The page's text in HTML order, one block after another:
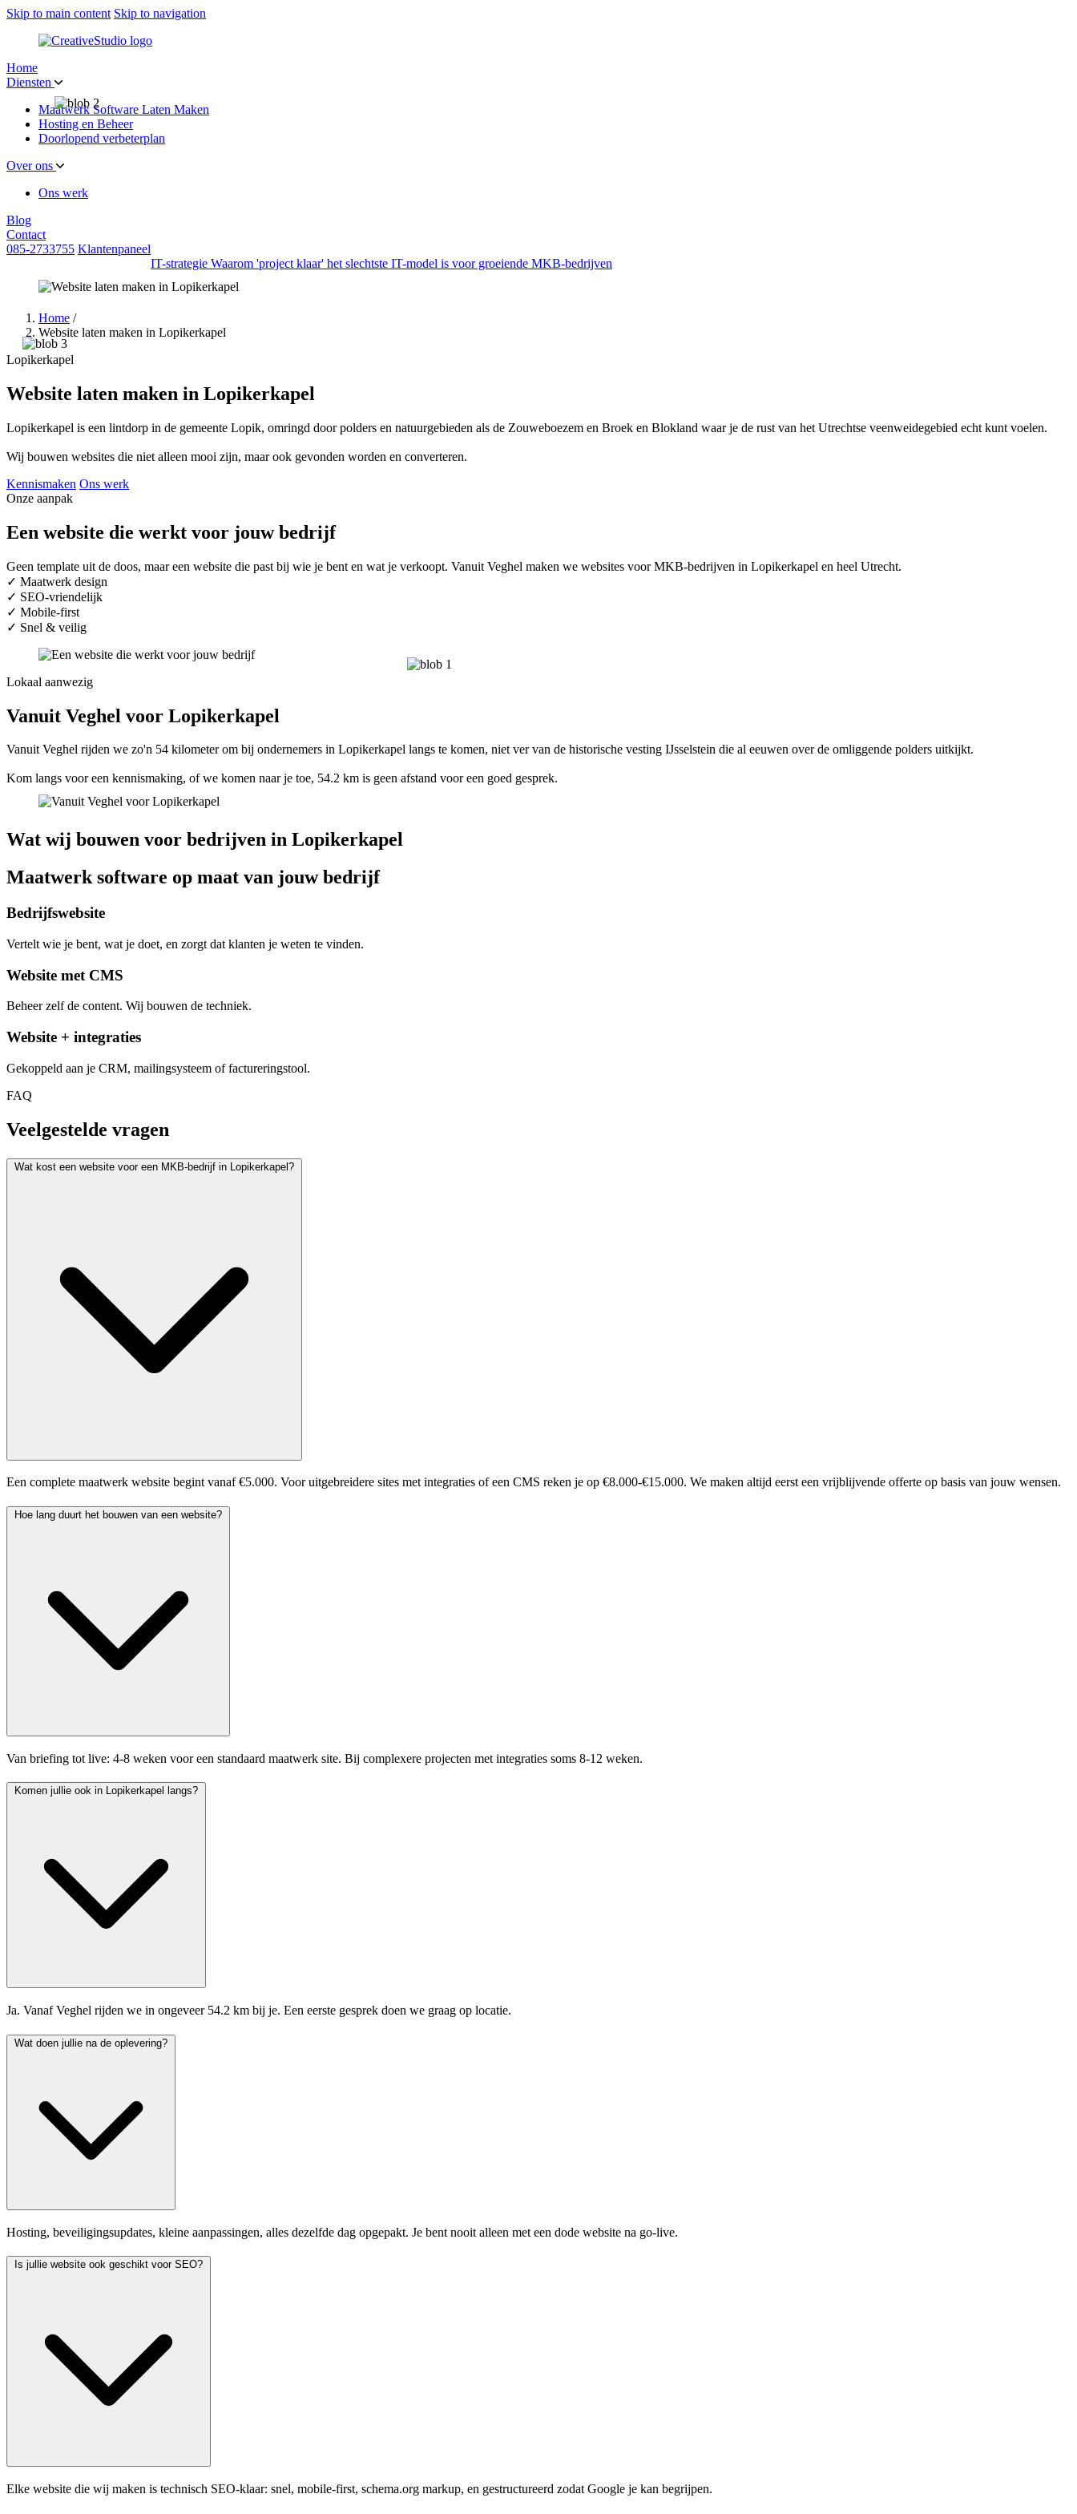
Skip to main content Skip to navigation
Home
Diensten
Maatwerk Software Laten Maken
Hosting en Beheer
Doorlopend verbeterplan
Over ons
Ons werk
Blog
Contact
085-2733755 Klantenpaneel
IT-strategie Waarom 'project klaar' het slechtste IT-model is voor groeiende MKB-bedrijven
Home /
Website laten maken in Lopikerkapel
Lopikerkapel
Website laten maken in Lopikerkapel
Lopikerkapel is een lintdorp in de gemeente Lopik, omringd door polders en natuurgebieden als de Zouweboezem en Broek en Blokland waar je de rust van het Utrechtse veenweidegebied echt kunt voelen.
Wij bouwen websites die niet alleen mooi zijn, maar ook gevonden worden en converteren.
Kennismaken Ons werk
Onze aanpak
Een website die werkt voor jouw bedrijf
Geen template uit de doos, maar een website die past bij wie je bent en wat je verkoopt. Vanuit Veghel maken we websites voor MKB-bedrijven in Lopikerkapel en heel Utrecht.
✓ Maatwerk design
✓ SEO-vriendelijk
✓ Mobile-first
✓ Snel & veilig
Lokaal aanwezig
Vanuit Veghel voor Lopikerkapel
Vanuit Veghel rijden we zo'n 54 kilometer om bij ondernemers in Lopikerkapel langs te komen, niet ver van de historische vesting IJsselstein die al eeuwen over de omliggende polders uitkijkt.
Kom langs voor een kennismaking, of we komen naar je toe, 54.2 km is geen afstand voor een goed gesprek.
Wat wij bouwen voor bedrijven in Lopikerkapel
Maatwerk software op maat van jouw bedrijf
Bedrijfswebsite
Vertelt wie je bent, wat je doet, en zorgt dat klanten je weten te vinden.
Website met CMS
Beheer zelf de content. Wij bouwen de techniek.
Website + integraties
Gekoppeld aan je CRM, mailingsysteem of factureringstool.
FAQ
Veelgestelde vragen
Wat kost een website voor een MKB-bedrijf in Lopikerkapel?
Een complete maatwerk website begint vanaf €5.000. Voor uitgebreidere sites met integraties of een CMS reken je op €8.000-€15.000. We maken altijd eerst een vrijblijvende offerte op basis van jouw wensen.
Hoe lang duurt het bouwen van een website?
Van briefing tot live: 4-8 weken voor een standaard maatwerk site. Bij complexere projecten met integraties soms 8-12 weken.
Komen jullie ook in Lopikerkapel langs?
Ja. Vanaf Veghel rijden we in ongeveer 54.2 km bij je. Een eerste gesprek doen we graag op locatie.
Wat doen jullie na de oplevering?
Hosting, beveiligingsupdates, kleine aanpassingen, alles dezelfde dag opgepakt. Je bent nooit alleen met een dode website na go-live.
Is jullie website ook geschikt voor SEO?
Elke website die wij maken is technisch SEO-klaar: snel, mobile-first, schema.org markup, en gestructureerd zodat Google je kan begrijpen.